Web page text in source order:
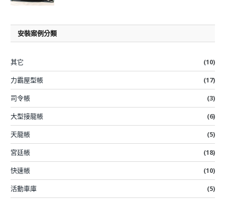
安裝案例分類
其它
(10)
力霸屋型帳
(17)
司令帳
(3)
大型接龍帳
(6)
天龍帳
(5)
宮廷帳
(18)
快速帳
(10)
活動車庫
(5)